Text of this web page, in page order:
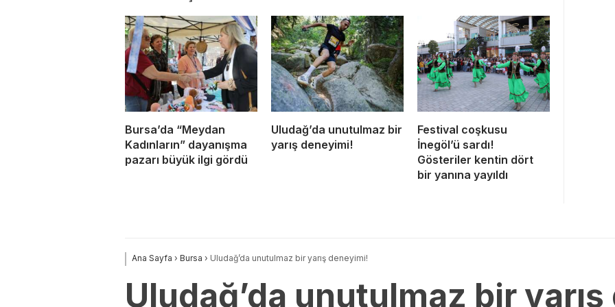
Bursa’da “Meydan
Kadınların” dayanışma
pazarı büyük ilgi gördü
Uludağ’da unutulmaz bir
yarış deneyimi!
Festival coşkusu
İnegöl’ü sardı!
Gösteriler kentin dört
bir yanına yayıldı
Ana Sayfa › Bursa › Uludağ’da unutulmaz bir yarış deneyimi!
Uludağ’da unutulmaz bir